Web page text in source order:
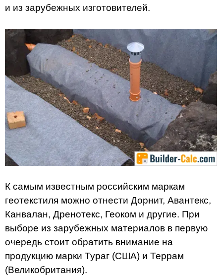
и из зарубежных изготовителей.
К самым известным российским маркам
геотекстиля можно отнести Дорнит, Авантекс,
Канвалан, Дренотекс, Геоком и другие. При
выборе из зарубежных материалов в первую
очередь стоит обратить внимание на
продукцию марки Тураг (США) и Террам
(Великобритания).